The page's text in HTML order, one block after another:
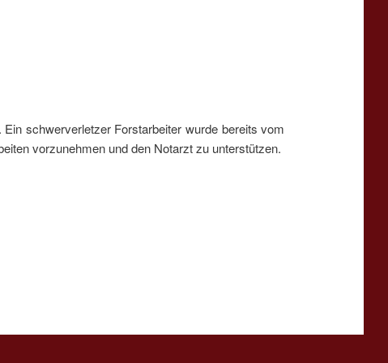
schwerverletzer Forstarbeiter wurde bereits vom
vorzunehmen und den Notarzt zu unterstützen.